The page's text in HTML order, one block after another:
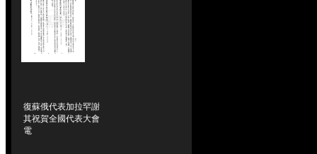
復蘇俄代表加拉罕謝
其祝賀全國代表大會
電